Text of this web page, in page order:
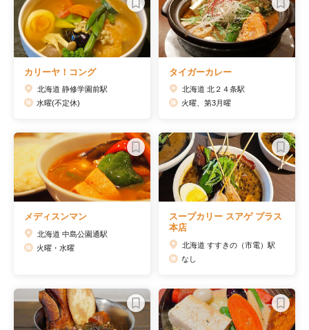
カリーヤ！コング
北海道 静修学園前駅
水曜(不定休)
タイガーカレー
北海道 北２４条駅
火曜、第3月曜
メディスンマン
北海道 中島公園通駅
火曜・水曜
スープカリー スアゲ プラス
本店
北海道 すすきの（市電）駅
なし